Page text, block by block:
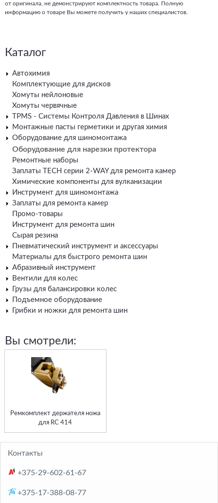
от оригинала, не демонстрируют комплектность товара. Полную
информацию о товаре Вы можете получить у наших специалистов.
Каталог
Автохимия
Комплектующие для дисков
Хомуты нейлоновые
Хомуты червячные
TPMS - Системы Контроля Давления в Шинах
Монтажные пасты герметики и другая химия
Оборудование для шиномонтажа
Оборудование для нарезки протектора
Ремонтные наборы
Заплаты TECH серии 2-WAY для ремонта камер
Химические компоненты для вулканизации
Инструмент для шиномонтажа
Заплаты для ремонта камер
Промо-товары
Инструмент для ремонта шин
Сырая резина
Пневматический инструмент и аксессуары
Материалы для быстрого ремонта шин
Абразивный инструмент
Вентили для колес
Грузы для балансировки колес
Подъемное оборудование
Грибки и ножки для ремонта шин
Вы смотрели:
Ремкомплект держателя ножа
для RC 414
Контакты
+375-29-602-61-67
+375-17-388-08-77